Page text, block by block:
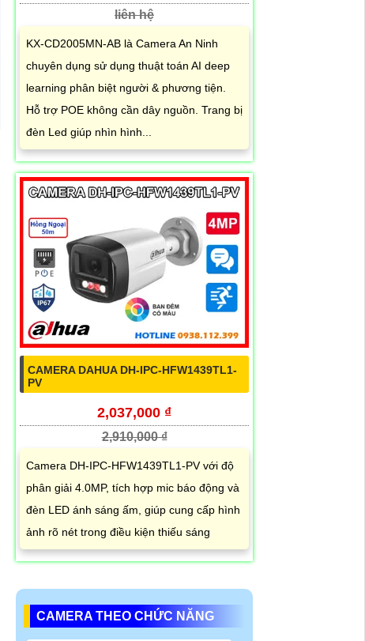
liên hệ
KX-CD2005MN-AB là Camera An Ninh
chuyên dụng sử dụng thuật toán AI deep
learning phân biệt người & phương tiện.
Hỗ trợ POE không cần dây nguồn. Trang bị
đèn Led giúp nhìn hình...
CAMERA DAHUA DH-IPC-HFW1439TL1-
PV
2,037,000 ₫
2,910,000 ₫
Camera DH-IPC-HFW1439TL1-PV với độ
phân giải 4.0MP, tích hợp mic báo động và
đèn LED ánh sáng ấm, giúp cung cấp hình
ảnh rõ nét trong điều kiện thiếu sáng
CAMERA THEO CHỨC NĂNG